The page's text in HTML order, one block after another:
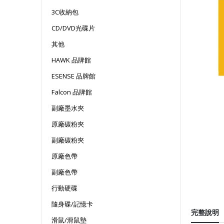
3C收納包
CD/DVD光碟片
其他
HAWK 品牌館
ESENSE 品牌館
Falcon 品牌館
副廠墨水夾
原廠碳粉夾
副廠碳粉夾
原廠色帶
副廠色帶
行動硬碟
隨身碟/記憶卡
滑鼠/滑鼠墊
完整說明